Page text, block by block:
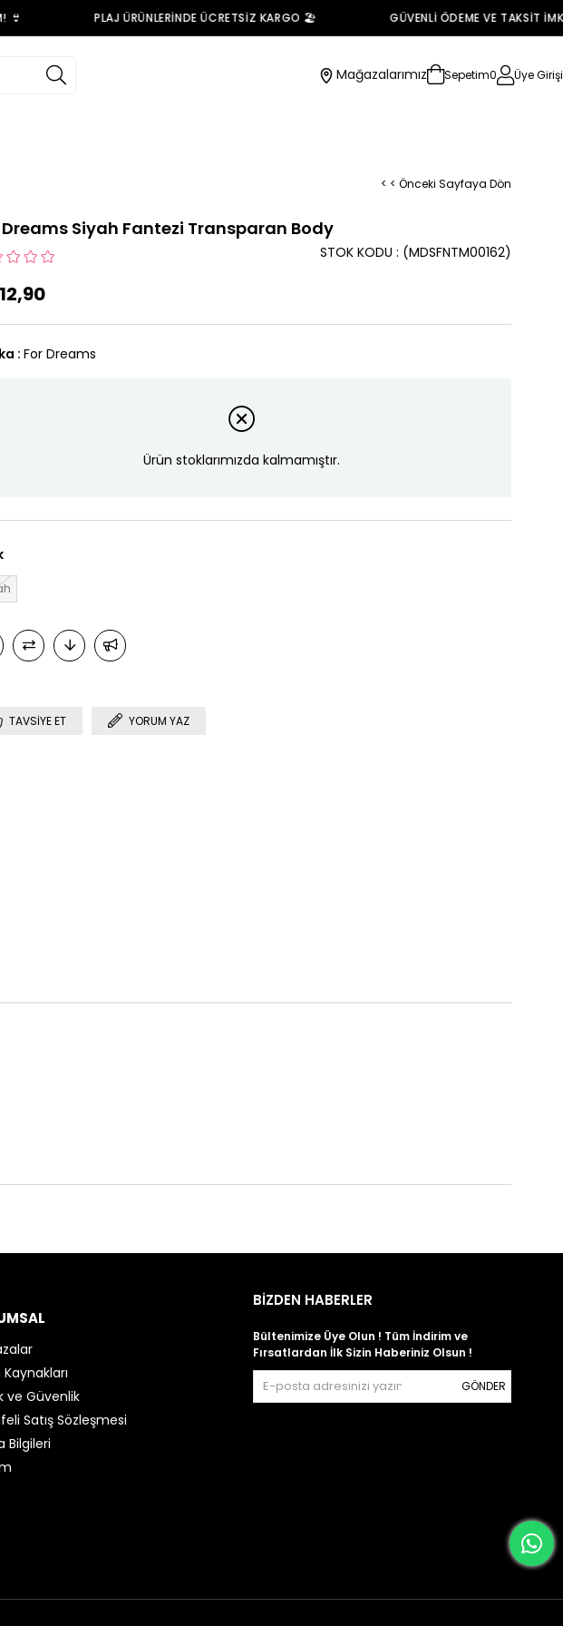
PLAJ ÜRÜNLERİNDE ÜCRETSİZ KARGO 🏖️ GÜVENLİ ÖDEME VE TAKSİT
Mağazalarımız Sepetim0 Üye Girişi
< < Önceki Sayfaya Dön
Dreams Siyah Fantezi Transparan Body
(MDSFNTM00162)
STOK KODU
: For Dreams
Ürün stoklarımızda kalmamıştır.
TAVSIYE ET YORUM YAZ
ve Güvenlik
Satış Sözleşmesi
Bilgileri
BİZDEN HABERLER
Bültenimize Üye Olun ! Tüm İndirim ve
Fırsatlardan İlk Sizin Haberiniz Olsun !
GÖNDER